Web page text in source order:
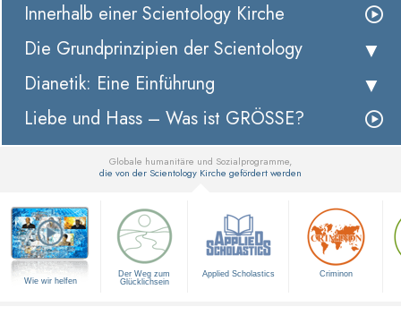
Innerhalb einer Scientology Kirche
Die Grundprinzipien der Scientology
Dianetik: Eine Einführung
Liebe und Hass – Was ist GRÖSSE?
Globale humanitäre und Sozialprogramme,
die von der Scientology Kirche gefördert werden
Wie wir helfen
Der Weg zum
Glücklichsein
Applied Scholastics Criminon